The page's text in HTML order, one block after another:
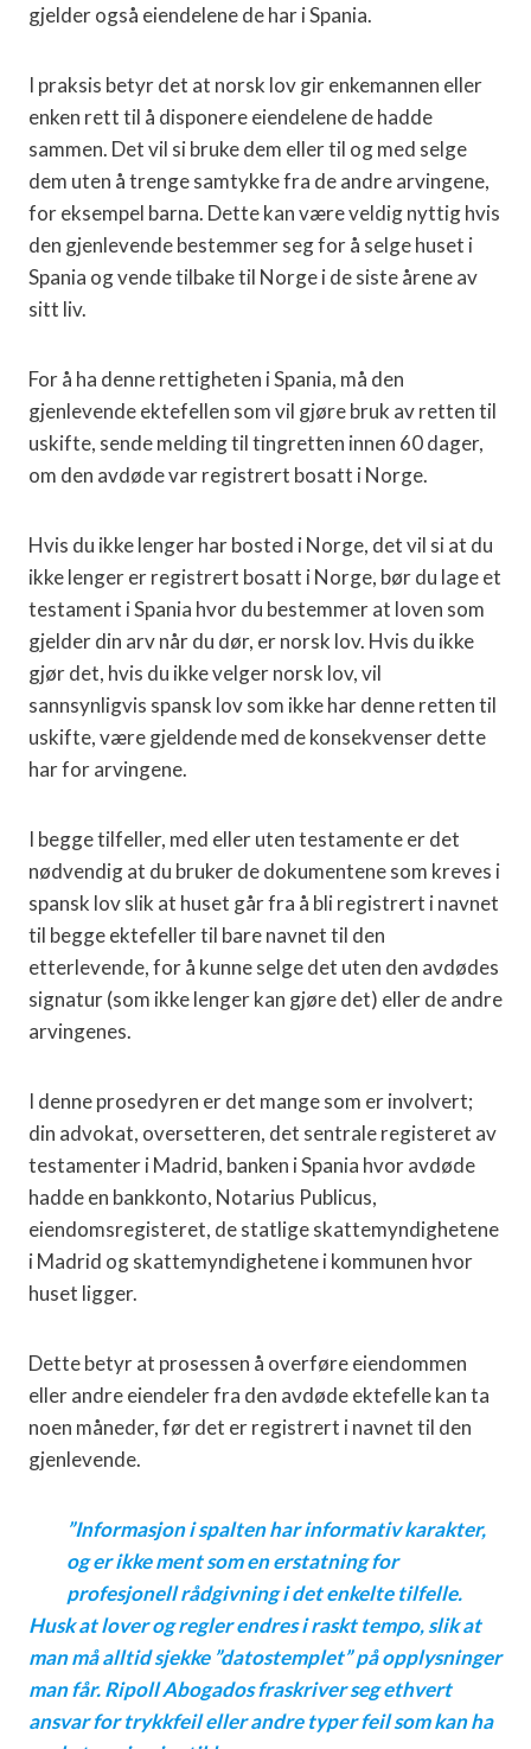
gjelder også eiendelene de har i Spania.
I praksis betyr det at norsk lov gir enkemannen eller
enken rett til å disponere eiendelene de hadde
sammen. Det vil si bruke dem eller til og med selge
dem uten å trenge samtykke fra de andre arvingene,
for eksempel barna. Dette kan være veldig nyttig hvis
den gjenlevende bestemmer seg for å selge huset i
Spania og vende tilbake til Norge i de siste årene av
sitt liv.
For å ha denne rettigheten i Spania, må den
gjenlevende ektefellen som vil gjøre bruk av retten til
uskifte, sende melding til tingretten innen 60 dager,
om den avdøde var registrert bosatt i Norge.
Hvis du ikke lenger har bosted i Norge, det vil si at du
ikke lenger er registrert bosatt i Norge, bør du lage et
testament i Spania hvor du bestemmer at loven som
gjelder din arv når du dør, er norsk lov. Hvis du ikke
gjør det, hvis du ikke velger norsk lov, vil
sannsynligvis spansk lov som ikke har denne retten til
uskifte, være gjeldende med de konsekvenser dette
har for arvingene.
I begge tilfeller, med eller uten testamente er det
nødvendig at du bruker de dokumentene som kreves i
spansk lov slik at huset går fra å bli registrert i navnet
til begge ektefeller til bare navnet til den
etterlevende, for å kunne selge det uten den avdødes
signatur (som ikke lenger kan gjøre det) eller de andre
arvingenes.
I denne prosedyren er det mange som er involvert;
din advokat, oversetteren, det sentrale registeret av
testamenter i Madrid, banken i Spania hvor avdøde
hadde en bankkonto, Notarius Publicus,
eiendomsregisteret, de statlige skattemyndighetene
i Madrid og skattemyndighetene i kommunen hvor
huset ligger.
Dette betyr at prosessen å overføre eiendommen
eller andre eiendeler fra den avdøde ektefelle kan ta
noen måneder, før det er registrert i navnet til den
gjenlevende.
”Informasjon i spalten har informativ karakter,
og er ikke ment som en erstatning for
profesjonell rådgivning i det enkelte tilfelle.
Husk at lover og regler endres i raskt tempo, slik at
man må alltid sjekke ”datostemplet” på opplysninger
man får. Ripoll Abogados fraskriver seg ethvert
ansvar for trykkfeil eller andre typer feil som kan ha